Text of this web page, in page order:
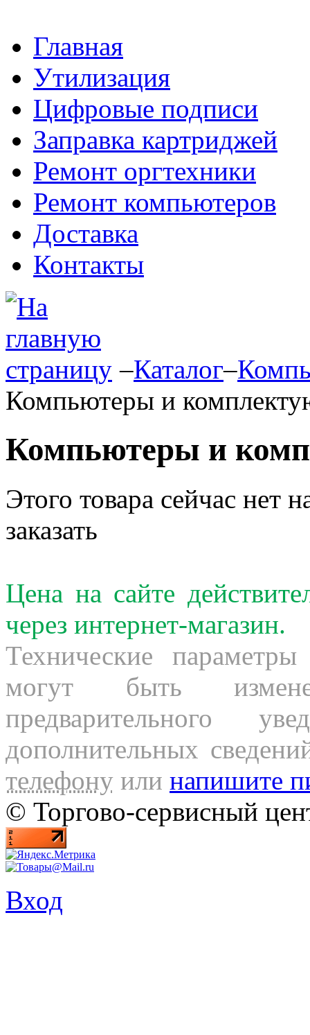
Главная
Утилизация
Цифровые подписи
Заправка картриджей
Ремонт оргтехники
Ремонт компьютеров
Доставка
Контакты
–Каталог–
Компьютеры и
Компьютеры и
Этого товара сейчас нет
заказать
Цена на сайте
через интернет-магазин.
Технические
могут быть
предварительного
дополнительных
телефону или напишите
© Торгово-сервисный
Вход